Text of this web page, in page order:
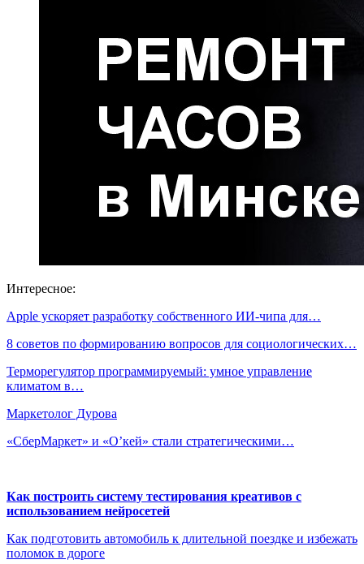
Интересное:
Apple ускоряет разработку собственного ИИ-чипа для…
8 советов по формированию вопросов для социологических…
Терморегулятор программируемый: умное управление
климатом в…
Маркетолог Дурова
«СберМаркет» и «О’кей» стали стратегическими…
Как построить систему тестирования креативов с
использованием нейросетей
Как подготовить автомобиль к длительной поездке и избежать
поломок в дороге